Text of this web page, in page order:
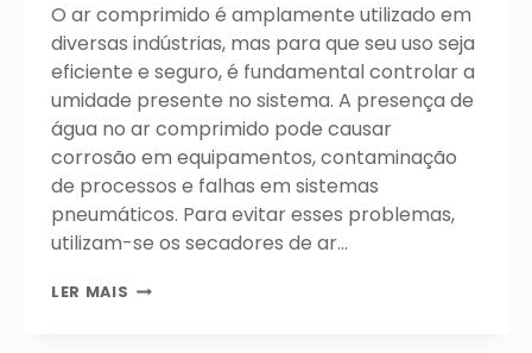
O ar comprimido é amplamente utilizado em
diversas indústrias, mas para que seu uso seja
eficiente e seguro, é fundamental controlar a
umidade presente no sistema. A presença de
água no ar comprimido pode causar
corrosão em equipamentos, contaminação
de processos e falhas em sistemas
pneumáticos. Para evitar esses problemas,
utilizam-se os secadores de ar…
LER MAIS QUAIS